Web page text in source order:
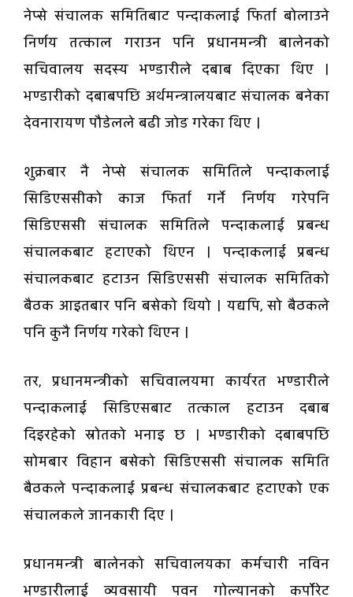
नेप्से संचालक समितिबाट पन्दाकलाई फिर्ता बोलाउने
निर्णय तत्काल गराउन पनि प्रधानमन्त्री बालेनको
सचिवालय सदस्य भण्डारीले दबाब दिएका थिए ।
भण्डारीको दबाबपछि अर्थमन्त्रालयबाट संचालक बनेका
देवनारायण पौडेलले बढी जोड गरेका थिए ।
शुक्रबार नै नेप्से संचालक समितिले पन्दाकलाई
सिडिएससीको काज फिर्ता गर्ने निर्णय गरेपनि
सिडिएससी संचालक समितिले पन्दाकलाई प्रबन्ध
संचालकबाट हटाएको थिएन । पन्दाकलाई प्रबन्ध
संचालकबाट हटाउन सिडिएससी संचालक समितिको
बैठक आइतबार पनि बसेको थियो । यद्यपि, सो बैठकले
पनि कुनै निर्णय गरेको थिएन ।
तर, प्रधानमन्त्रीको सचिवालयमा कार्यरत भण्डारीले
पन्दाकलाई सिडिएसबाट तत्काल हटाउन दबाब
दिइरहेको स्रोतको भनाइ छ । भण्डारीको दबाबपछि
सोमबार विहान बसेको सिडिएससी संचालक समिति
बैठकले पन्दाकलाई प्रबन्ध संचालकबाट हटाएको एक
संचालकले जानकारी दिए ।
प्रधानमन्त्री बालेनको सचिवालयका कर्मचारी नविन
भण्डारीलाई व्यवसायी पवन गोल्यानको कर्पाेरेट